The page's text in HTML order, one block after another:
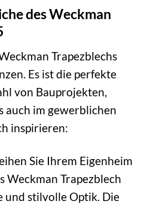
des Weckman
Trapezblechs
Es ist die perfekte
von Bauprojekten,
auch im gewerblichen
inspirieren:
Sie Ihrem Eigenheim
Weckman Trapezblech
und stilvolle Optik. Die